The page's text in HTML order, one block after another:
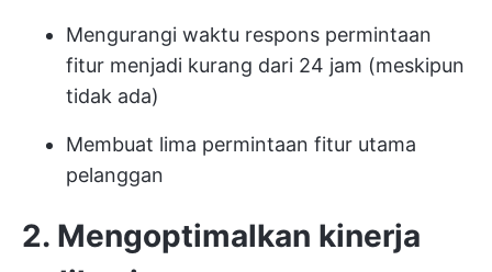
Mengurangi waktu respons permintaan
fitur menjadi kurang dari 24 jam (meskipun
tidak ada)
Membuat lima permintaan fitur utama
pelanggan
2. Mengoptimalkan kinerja